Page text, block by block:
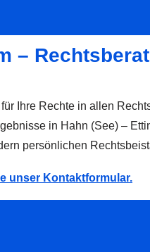
–
Ihre Rechte in allen
in Hahn (See) –
persönlichen
unser Kontaktformular.